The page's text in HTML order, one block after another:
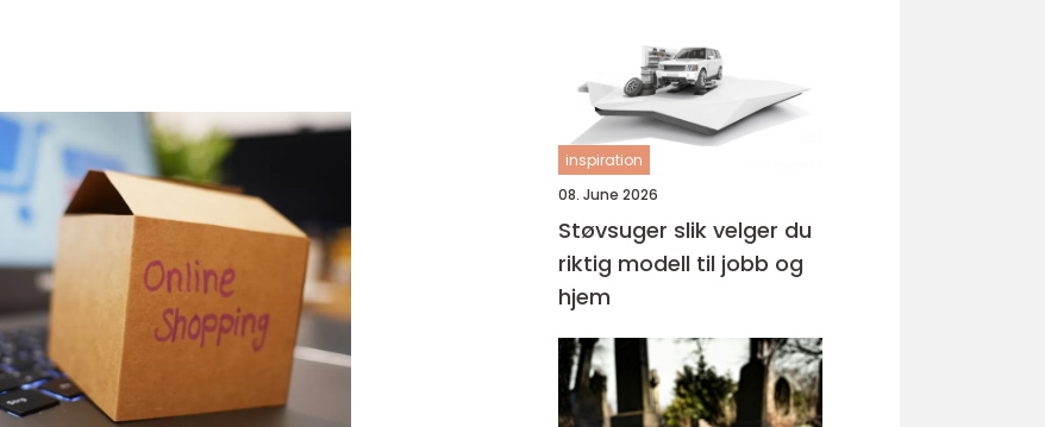
inspiration
08. June 2026
Støvsuger slik velger du
riktig modell til jobb og
hjem